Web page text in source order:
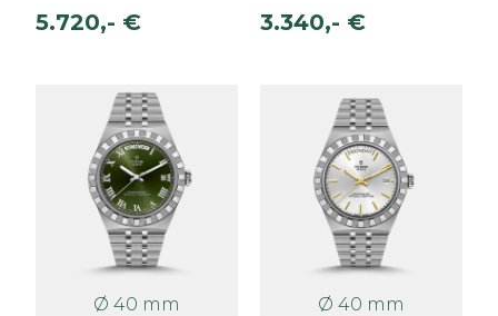
5.720,- € 3.340,- €
Ø 40 mm Ø 40 mm